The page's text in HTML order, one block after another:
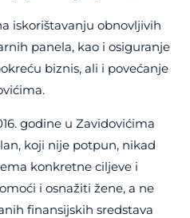
iskorištavanju obnovljivih
panela, kao i osiguranje
biznis, ali i povećanje
godine u Zavidovićima
koji nije potpun, nikad
konkretne ciljeve i
i osnažiti žene, a ne
finansijskih sredstava